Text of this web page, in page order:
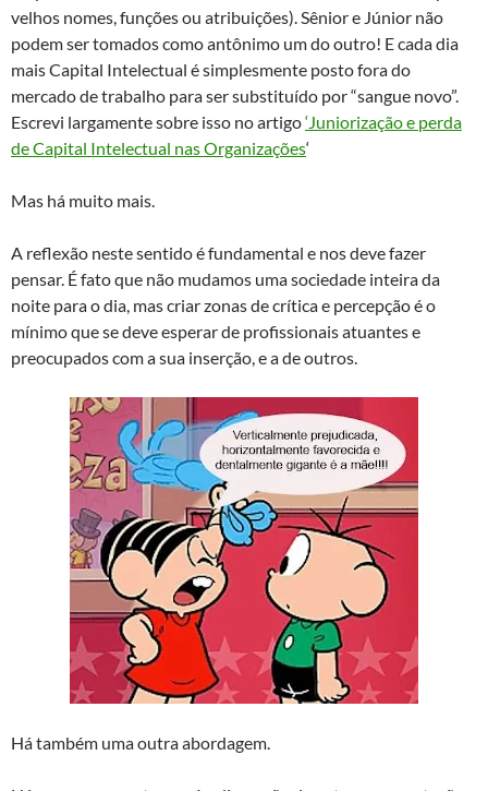
velhos nomes, funções ou atribuições). Sênior e Júnior não
podem ser tomados como antônimo um do outro! E cada dia
mais Capital Intelectual é simplesmente posto fora do
mercado de trabalho para ser substituído por “sangue novo”.
Escrevi largamente sobre isso no artigo‘Juniorização e perda
de Capital Intelectual nas Organizações‘
Mas há muito mais.
A reflexão neste sentido é fundamental e nos deve fazer
pensar. É fato que não mudamos uma sociedade inteira da
noite para o dia, mas criar zonas de crítica e percepção é o
mínimo que se deve esperar de profissionais atuantes e
preocupados com a sua inserção, e a de outros.
Há também uma outra abordagem.